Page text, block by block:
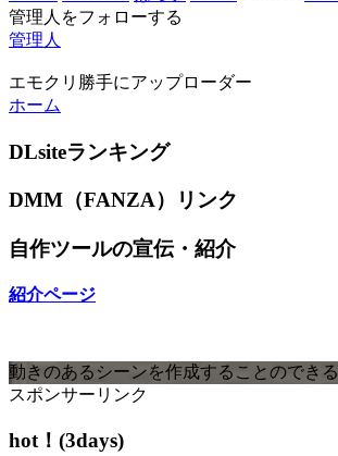
管理人をフォローする
管理人
エモクリ勝手にアップローダー
ホーム
DLsiteランキング
DMM（FANZA）リンク
自作ツールの宣伝・紹介
紹介ページ
動きのあるシーンを作成することのでき
スポンサーリンク
hot！(3days)